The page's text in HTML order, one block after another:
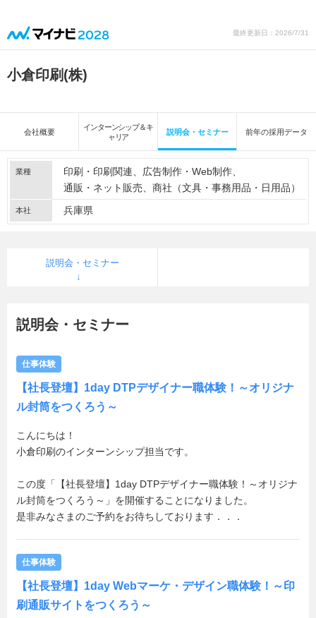
最終更新日：2026/7/31
小倉印刷(株)
会社概要
インターンシップ＆キ
ャリア
説明会・セミナー 前年の採用データ
業種 印刷・印刷関連
広告制作・Web制作
通販・ネット販売
商社（文具・事務用品・日用品）
本社 兵庫県
説明会・セミナー
説明会・セミナー
仕事体験
【社長登壇】1day DTPデザイナー職体験！～オリジナ
ル封筒をつくろう～
こんにちは！
小倉印刷のインターンシップ担当です。
この度「【社長登壇】1day DTPデザイナー職体験！～オリジナ
ル封筒をつくろう～」を開催することになりました。
是非みなさまのご予約をお待ちしております．．．
仕事体験
【社長登壇】1day Webマーケ・デザイン職体験！～印
刷通販サイトをつくろう～